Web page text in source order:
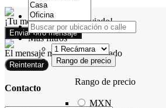
Más filtros
Rango de precio
Rango de precio
MXN
¡Tu mensaje ha sido enviado!
Enviar otro mensaje
El mensaje no pudo ser enviado
Reintentar
Contacto